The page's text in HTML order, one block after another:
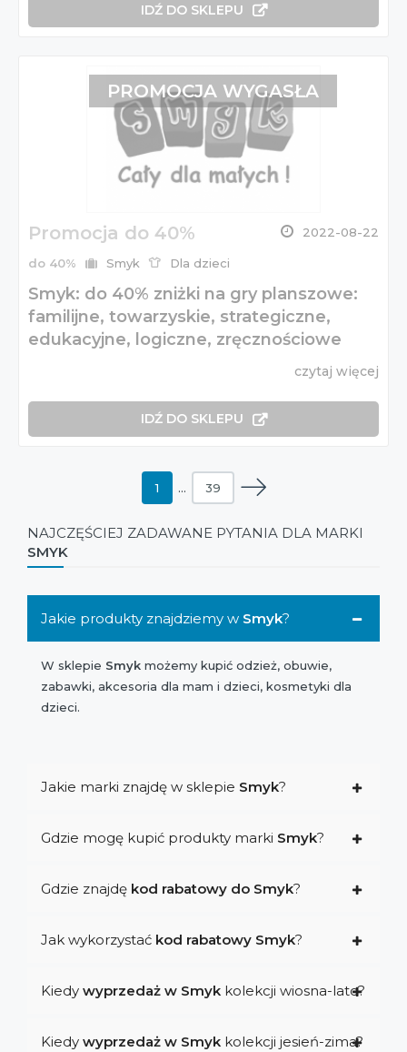
IDŹ DO SKLEPU
Promocja do 40% 2022-08-22
do 40% Smyk Dla dzieci
Smyk: do 40% zniżki na gry planszowe:
familijne, towarzyskie, strategiczne,
edukacyjne, logiczne, zręcznościowe
czytaj więcej
IDŹ DO SKLEPU
PROMOCJA WYGASŁA
1 … 39
NAJCZĘŚCIEJ ZADAWANE PYTANIA DLA MARKI
SMYK
Jakie produkty znajdziemy w Smyk?
W sklepie Smyk możemy kupić odzież, obuwie,
zabawki, akcesoria dla mam i dzieci, kosmetyki dla
dzieci.
Jakie marki znajdę w sklepie Smyk?
Gdzie mogę kupić produkty marki Smyk?
Gdzie znajdę kod rabatowy do Smyk?
Jak wykorzystać kod rabatowy Smyk?
Kiedy wyprzedaż w Smyk kolekcji wiosna-lato?
Kiedy wyprzedaż w Smyk kolekcji jesień-zima?